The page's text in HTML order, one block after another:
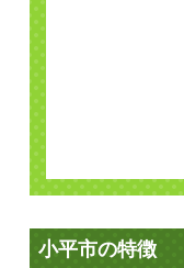
小平市の特徴